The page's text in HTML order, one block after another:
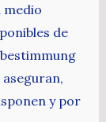
medio
de
y por